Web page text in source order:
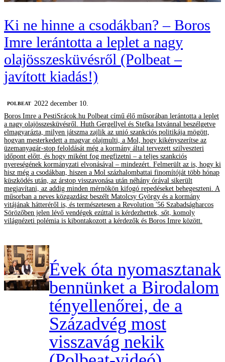
Ki ne hinne a csodákban? – Boros
Imre lerántotta a leplet a nagy
olajösszesküvésről (Polbeat –
javított kiadás!)
‎POLBEAT
2022 december 10.
Boros Imre a PestiSrácok.hu Polbeat című élő műsorában lerántotta a leplet
a nagy olajösszesküvésről. Huth Gergellyel és Stefka Istvánnal beszélgetve
elmagyarázta, milyen játszma zajlik az unió szankciós politikája mögött,
hogyan mesterkedett a magyar olajmulti, a Mol, hogy kikényszerítse az
üzemanyagár-stop feloldását még a kormány által tervezett szilveszteri
időpont előtt, és hogy miként fog megfizetni – a teljes szankciós
nyereségének kormányzati elvonásával – mindezért. Felmerült az is, hogy ki
hisz még a csodákban, hiszen a Mol százhalombattai finomítóját több hónap
küszködés után, az árstop visszavonása után néhány órával sikerült
megjavítani, az addig minden mérnökön kifogó repedéseket behegeszteni. A
műsorban a neves közgazdász beszélt Matolcsy György és a kormány
vitájának hátteréről is, és természetesen a Revolution '56 Szabadságharcos
Sörözőben jelen lévő vendégek ezúttal is kérdezhettek, sőt, komoly
világnézeti polémia is kibontakozott a kérdezők és Boros Imre között.
Évek óta nyomasztanak
bennünket a Birodalom
tényellenőrei, de a
Századvég most
visszavág nekik